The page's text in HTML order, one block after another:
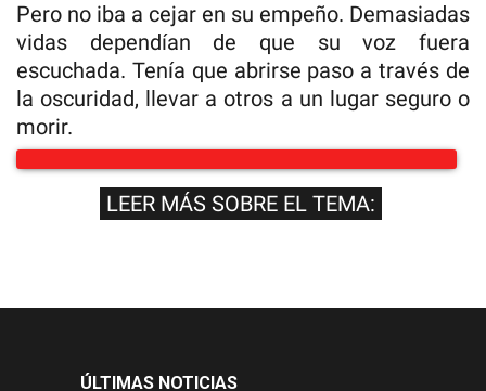
Pero no iba a cejar en su empeño. Demasiadas
vidas dependían de que su voz fuera
escuchada. Tenía que abrirse paso a través de
la oscuridad, llevar a otros a un lugar seguro o
morir.
LEER MÁS SOBRE EL TEMA:
ÚLTIMAS NOTICIAS